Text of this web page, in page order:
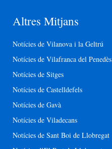
Altres Mitjans
Notícies de Vilanova i la Geltrú
Notícies de Vilafranca del Penedès
Notícies de Sitges
Notícies de Castelldefels
Notícies de Gavà
Notícies de Viladecans
Notícies de Sant Boi de Llobregat